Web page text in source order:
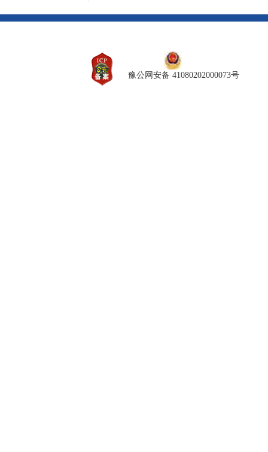
豫公网安备 41080202000073号